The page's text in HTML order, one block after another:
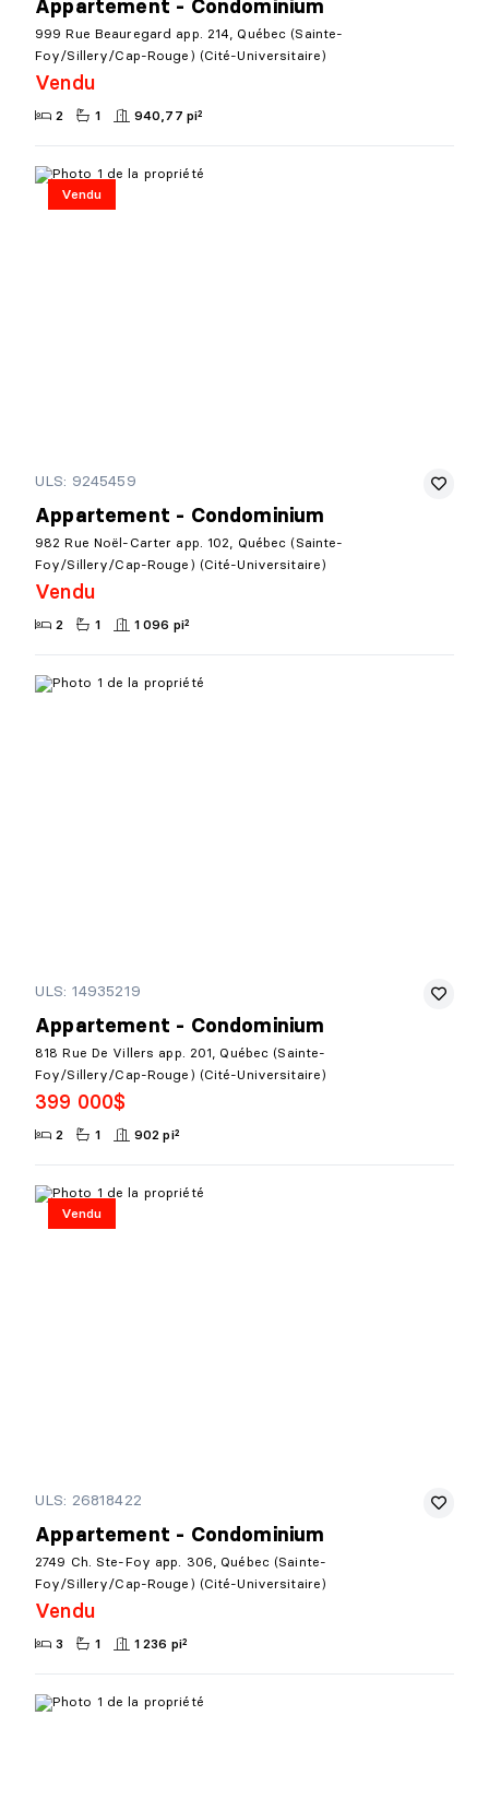
Appartement - Condominium
999 Rue Beauregard app. 214, Québec (Sainte-
Foy/Sillery/Cap-Rouge) (Cité-Universitaire)
Vendu
2 1 940,77 pi²
Vendu
ULS: 9245459
Appartement - Condominium
982 Rue Noël-Carter app. 102, Québec (Sainte-
Foy/Sillery/Cap-Rouge) (Cité-Universitaire)
Vendu
2 1 1 096 pi²
ULS: 14935219
Appartement - Condominium
818 Rue De Villers app. 201, Québec (Sainte-
Foy/Sillery/Cap-Rouge) (Cité-Universitaire)
399 000$
2 1 902 pi²
Vendu
ULS: 26818422
Appartement - Condominium
2749 Ch. Ste-Foy app. 306, Québec (Sainte-
Foy/Sillery/Cap-Rouge) (Cité-Universitaire)
Vendu
3 1 1 236 pi²